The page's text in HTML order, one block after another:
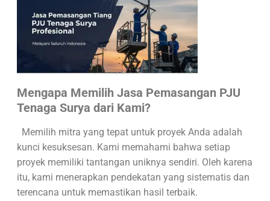
Mengapa Memilih Jasa Pemasangan PJU
Tenaga Surya dari Kami?
Memilih mitra yang tepat untuk proyek Anda adalah
kunci kesuksesan. Kami memahami bahwa setiap
proyek memiliki tantangan uniknya sendiri. Oleh karena
itu, kami menerapkan pendekatan yang sistematis dan
terencana untuk memastikan hasil terbaik.